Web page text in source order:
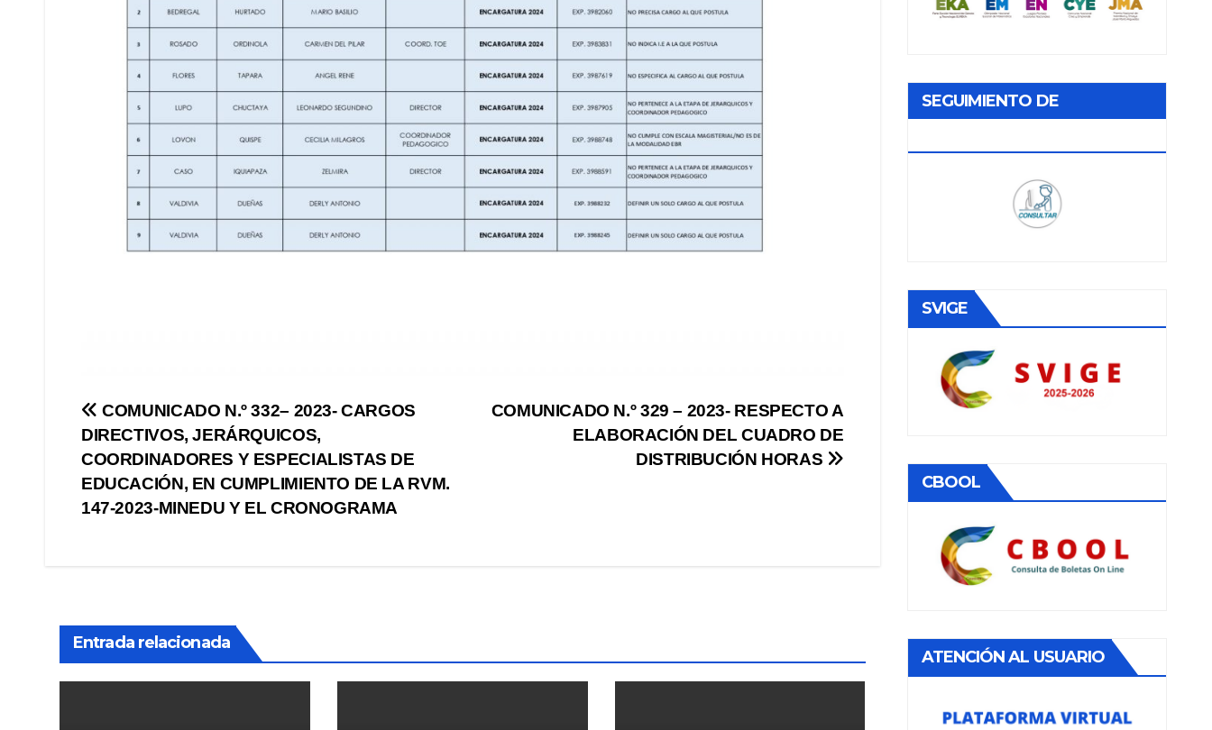
Navegación
de
entradas
COMUNICADO N.º 329 – 2023- RESPECTO A
ELABORACIÓN DEL CUADRO DE
DISTRIBUCIÓN HORAS
COMUNICADO N.º 332– 2023- CARGOS
DIRECTIVOS, JERÁRQUICOS,
COORDINADORES Y ESPECIALISTAS DE
EDUCACIÓN, EN CUMPLIMIENTO DE LA RVM.
147-2023-MINEDU Y EL CRONOGRAMA
Entrada relacionada
SEGUIMIENTO DE
SVIGE
CBOOL
ATENCIÓN AL USUARIO